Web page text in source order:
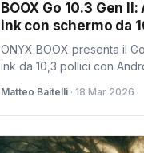
BOOX Go 10.3 Gen
ink con schermo da
ONYX BOOX presenta il
ink da 10,3 pollici con
Matteo Baitelli · 18 Mar 2026